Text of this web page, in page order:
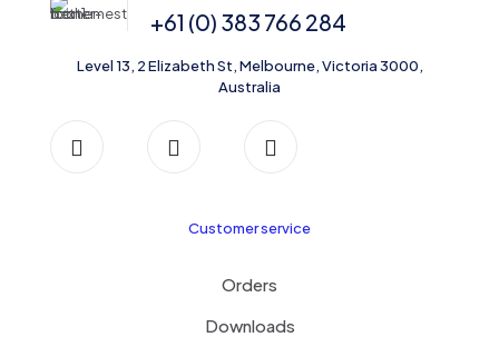
+61 (0) 383 766 284
Level 13, 2 Elizabeth St, Melbourne, Victoria 3000,
Australia
Customer service
Orders
Downloads